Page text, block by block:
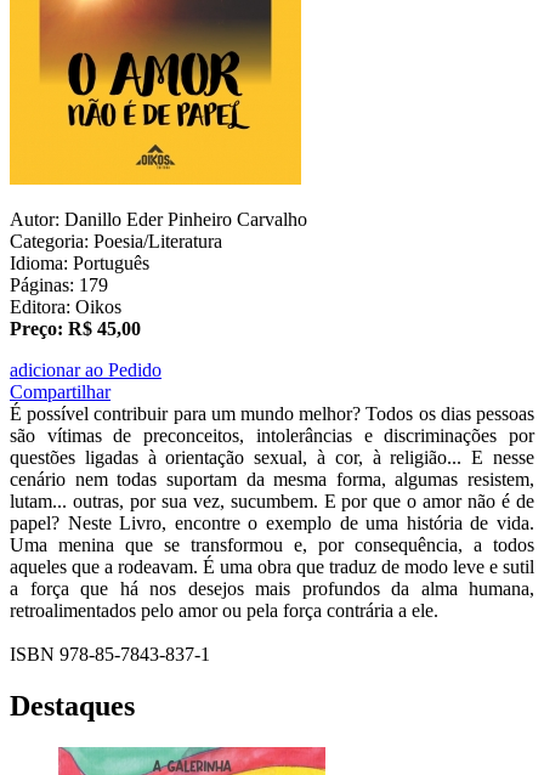
Autor: Danillo Eder Pinheiro Carvalho
Categoria: Poesia/Literatura
Idioma: Português
Páginas: 179
Editora: Oikos
Preço: R$ 45,00
adicionar ao Pedido
Compartilhar
É possível contribuir para um mundo melhor? Todos os dias pessoas
são vítimas de preconceitos, intolerâncias e discriminações por
questões ligadas à orientação sexual, à cor, à religião... E nesse
cenário nem todas suportam da mesma forma, algumas resistem,
lutam... outras, por sua vez, sucumbem. E por que o amor não é de
papel? Neste Livro, encontre o exemplo de uma história de vida.
Uma menina que se transformou e, por consequência, a todos
aqueles que a rodeavam. É uma obra que traduz de modo leve e sutil
a força que há nos desejos mais profundos da alma humana,
retroalimentados pelo amor ou pela força contrária a ele.
ISBN 978-85-7843-837-1
Destaques